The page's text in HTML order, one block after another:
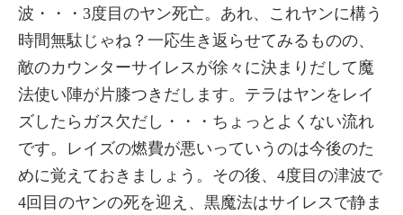
波・・・3度目のヤン死亡。あれ、これヤンに構う
時間無駄じゃね？一応生き返らせてみるものの、
敵のカウンターサイレスが徐々に決まりだして魔
法使い陣が片膝つきだします。テラはヤンをレイ
ズしたらガス欠だし・・・ちょっとよくない流れ
です。レイズの燃費が悪いっていうのは今後のた
めに覚えておきましょう。その後、4度目の津波で
4回目のヤンの死を迎え、黒魔法はサイレスで静ま